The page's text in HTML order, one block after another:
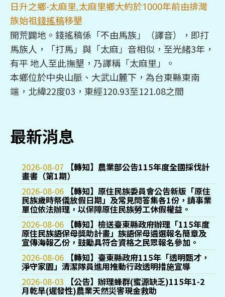
日升之鄉-太麻里,太麻里鄉大約於1000年前由排灣
族始祖錢搖稿移墾
開荒闢地。錢搖稿係「不由馬族」（譯音），即打
馬族人，「打馬」與「太麻」音相似，至光緒3年，
有平 地人至此撫墾，乃譯稱「太麻里」。
本鄉位於中央山脈、大武山麓下，為台東縣東南
端，北緯22度03，東經120.93至121.08之間
最新消息
2026-08-07 【轉知】農業部公告115年度全國採伐計
畫書（第1期）
2026-08-06
【轉知】原住民族委員會公告新版「原住
民族歲時祭儀放假日期」及常見問答集各1份，請事業
單位依法辦理，以保障原住民族勞工休假權益。
2026-08-06
【轉知】檢送臺東縣政府辦理「115年度
原住民族語保母獎助計畫」族語保母遴選報名簡章及
宣傳海報乙份，鼓勵具符合資格之民眾報名參加。
2026-08-06
【轉知】臺東縣政府115年「透明甄才，
淨守家園」清潔隊員進用推動⾏政透明措施宣導
2026-08-03
【公告】辦理蜂群(蜜源缺乏)115年1-2
月乾旱(遲發性)農業天然災害現金救助